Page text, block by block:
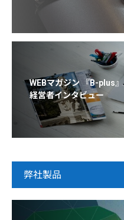
WEBマガジン 『B-plus』
経営者インタビュー
弊社製品